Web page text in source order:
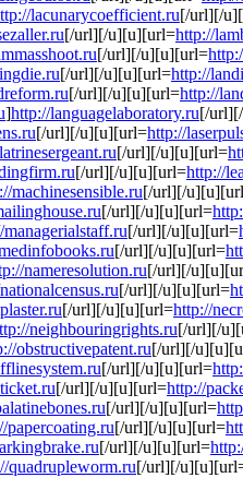
lacunarycoefficient.ru[/url][/
[/url][/u][u][url=http://
[/url][/u][u][url=
[/url][/u][u][url=http://
[/url][/u][u][url=http://
]http://languagelaboratory.ru[/
[/url][/u][u][url=http://
[/url][/u][u][url=
[/url][/u][u][url=http://
machinesensible.ru[/url][/
[/url][/u][u][url=
[/url][/u][u][url=
[/url][/u][u][url=
nameresolution.ru[/url][/
[/url][/u][u][url=
[/url][/u][u][url=http://
neighbouringrights.ru[/url][/
obstructivepatent.ru[/url][/
[/url][/u][u][url=
[/url][/u][u][url=http://
[/url][/u][u][url=
papercoating.ru[/url][/u][u][url=
[/url][/u][u][url=
quadrupleworm.ru[/url][/